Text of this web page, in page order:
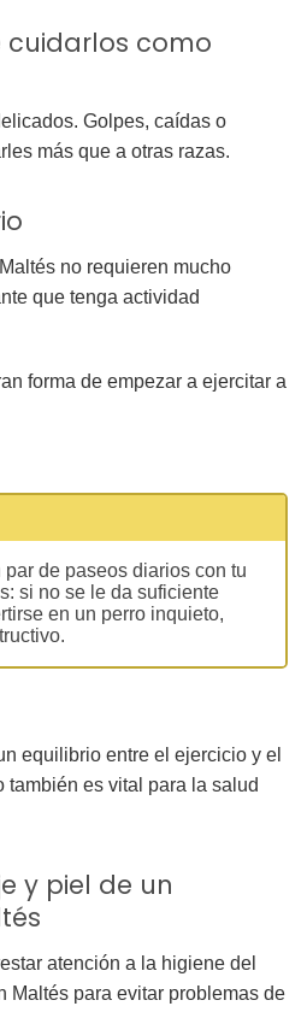
cuidarlos como
Golpes, caídas o
más que a otras razas.
no requieren mucho
que tenga actividad
forma de empezar a ejercitar a
de paseos diarios con tu
si no se le da suficiente
en un perro inquieto,
equilibrio entre el ejercicio y el
también es vital para la salud
y piel de un
atención a la higiene del
Maltés para evitar problemas de